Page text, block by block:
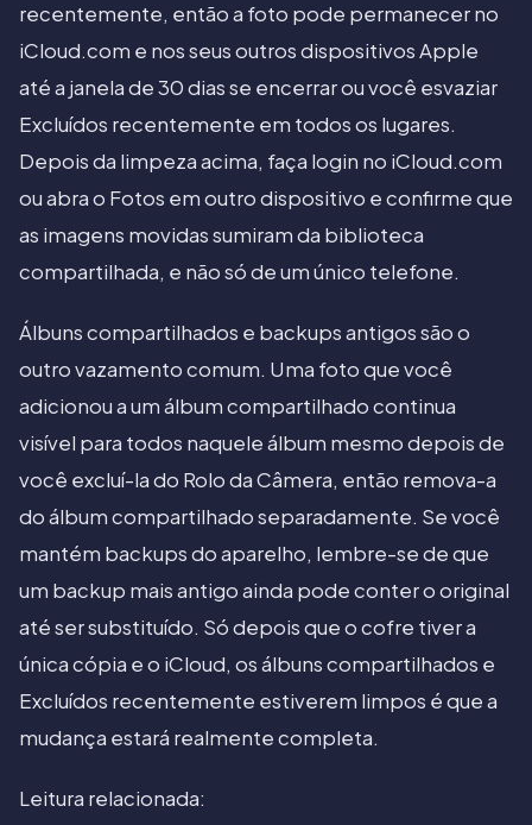
recentemente, então a foto pode permanecer no
iCloud.com e nos seus outros dispositivos Apple
até a janela de 30 dias se encerrar ou você esvaziar
Excluídos recentemente em todos os lugares.
Depois da limpeza acima, faça login no iCloud.com
ou abra o Fotos em outro dispositivo e confirme que
as imagens movidas sumiram da biblioteca
compartilhada, e não só de um único telefone.
Álbuns compartilhados e backups antigos são o
outro vazamento comum. Uma foto que você
adicionou a um álbum compartilhado continua
visível para todos naquele álbum mesmo depois de
você excluí-la do Rolo da Câmera, então remova-a
do álbum compartilhado separadamente. Se você
mantém backups do aparelho, lembre-se de que
um backup mais antigo ainda pode conter o original
até ser substituído. Só depois que o cofre tiver a
única cópia e o iCloud, os álbuns compartilhados e
Excluídos recentemente estiverem limpos é que a
mudança estará realmente completa.
Leitura relacionada: